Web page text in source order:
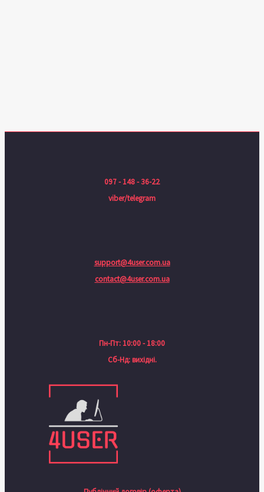
097 - 148 - 36-22
viber/telegram
support@4user.com.ua
contact@4user.com.ua
Пн-Пт: 10:00 - 18:00
Сб-Нд: вихідні.